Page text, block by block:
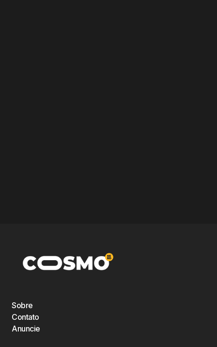
Sobre
Contato
Anuncie